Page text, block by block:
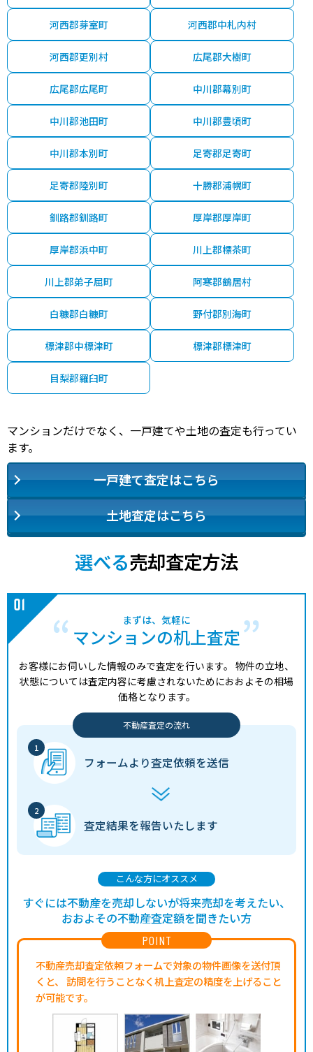
河西郡芽室町 河西郡中札内村
河西郡更別村 広尾郡大樹町
広尾郡広尾町 中川郡幕別町
中川郡池田町 中川郡豊頃町
中川郡本別町 足寄郡足寄町
足寄郡陸別町 十勝郡浦幌町
釧路郡釧路町 厚岸郡厚岸町
厚岸郡浜中町 川上郡標茶町
川上郡弟子屈町 阿寒郡鶴居村
白糠郡白糠町 野付郡別海町
標津郡中標津町 標津郡標津町
目梨郡羅臼町
マンションだけでなく、一戸建てや土地の査定も行ってい
ます。
一戸建て査定はこちら
土地査定はこちら
選べる売却査定方法
まずは、気軽に
マンションの机上査定
お客様にお伺いした情報のみで査定を行います。 物件の立地、
状態については査定内容に考慮されないためにおおよその相場
価格となります。
不動産査定の流れ
フォームより査定依頼を送信
査定結果を報告いたします
POINT
不動産売却査定依頼フォームで対象の物件画像を送付頂
くと、
訪問を行うことなく机上査定の精度を上げること
が可能です。
こんな方にオススメ
すぐには不動産を売却しないが将来売却を考えたい、
おおよその不動産査定額を聞きたい方